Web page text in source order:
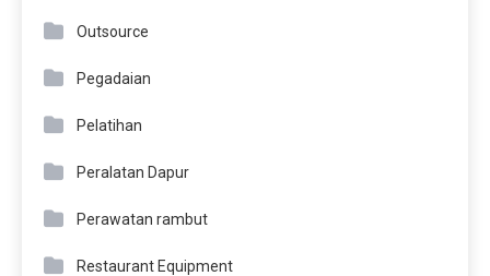
Outsource
Pegadaian
Pelatihan
Peralatan Dapur
Perawatan rambut
Restaurant Equipment